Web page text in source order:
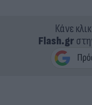
Κάνε
Flash.gr